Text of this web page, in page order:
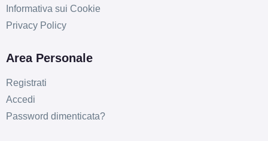
Informativa sui Cookie
Privacy Policy
Area Personale
Registrati
Accedi
Password dimenticata?